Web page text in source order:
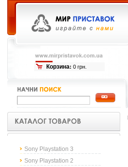
Корзина: 0 грн.
Sony Playstation 3
Sony Playstation 2